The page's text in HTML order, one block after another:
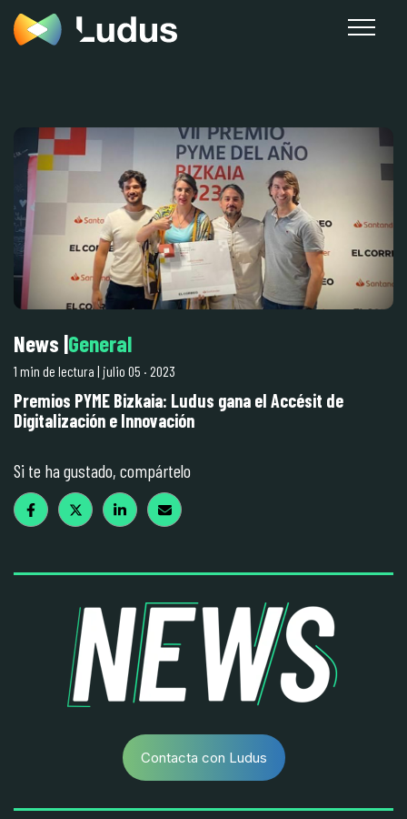
News |General
1 min de lectura | julio 05 · 2023
Premios PYME Bizkaia: Ludus gana el Accésit de
Digitalización e Innovación
Si te ha gustado, compártelo
Contacta con Ludus